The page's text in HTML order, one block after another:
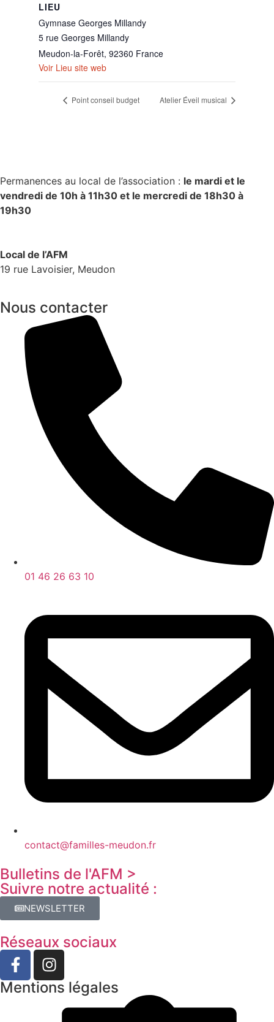
LIEU
Gymnase Georges Millandy
5 rue Georges Millandy
Meudon-la-Forêt, 92360 France
Voir Lieu site web
Point conseil budget Atelier Éveil musical
Permanences au local de l’association : le mardi et le
vendredi de 10h à 11h30 et le mercredi de 18h30 à
19h30
Local de l’AFM
19 rue Lavoisier, Meudon
Nous contacter
01 46 26 63 10
contact@familles-meudon.fr
Bulletins de l'AFM >
Suivre notre actualité :
NEWSLETTER
Réseaux sociaux
Mentions légales